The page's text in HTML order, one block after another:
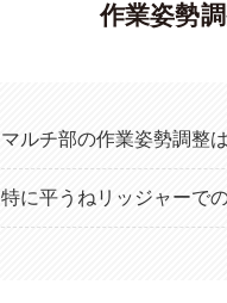
作業姿勢
マルチ部の作業姿勢調整
特に平うねリッジャーで